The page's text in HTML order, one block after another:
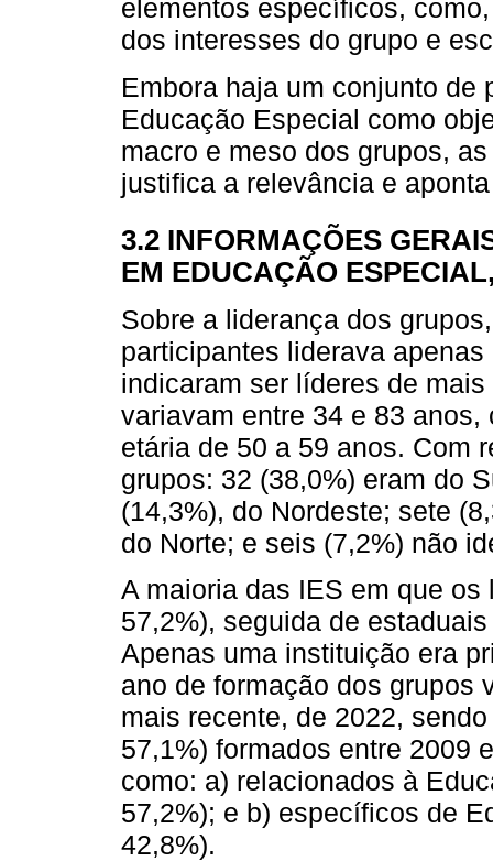
elementos específicos,
dos interesses do grupo e
Embora haja um conjunto de
Educação Especial como
macro e meso dos grupos,
justifica a relevância e
3.2 INFORMAÇÕES
EM EDUCAÇÃO
Sobre a liderança dos
participantes liderava
indicaram ser líderes de
variavam entre 34 e 83
etária de 50 a 59 anos. Com
grupos: 32 (38,0%) eram do
(14,3%), do Nordeste; sete
do Norte; e seis (7,2%) não
A maioria das IES em que
57,2%), seguida de
Apenas uma instituição era
ano de formação dos grupos
mais recente, de 2022,
57,1%) formados entre 2009
como: a) relacionados à
57,2%); e b) específicos de
42,8%).